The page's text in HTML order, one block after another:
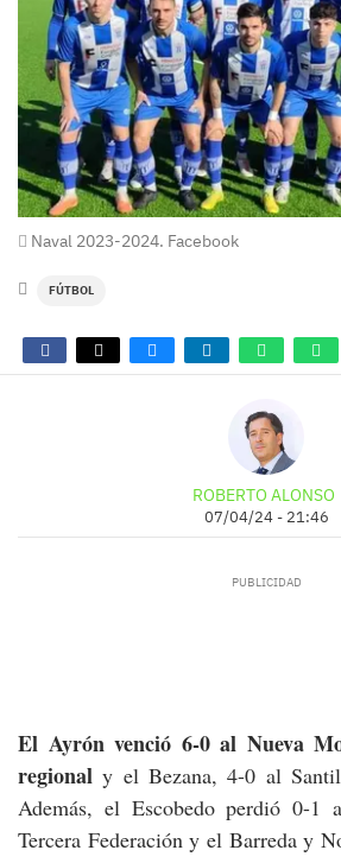
Naval 2023-2024. Facebook
FÚTBOL
ROBERTO ALONSO
07/04/24 - 21:46
El Ayrón venció 6-0 al Nueva
regionaly el Bezana, 4-0 al
Además, el Escobedo perdió 0-1
Tercera Federación y el Barreda y